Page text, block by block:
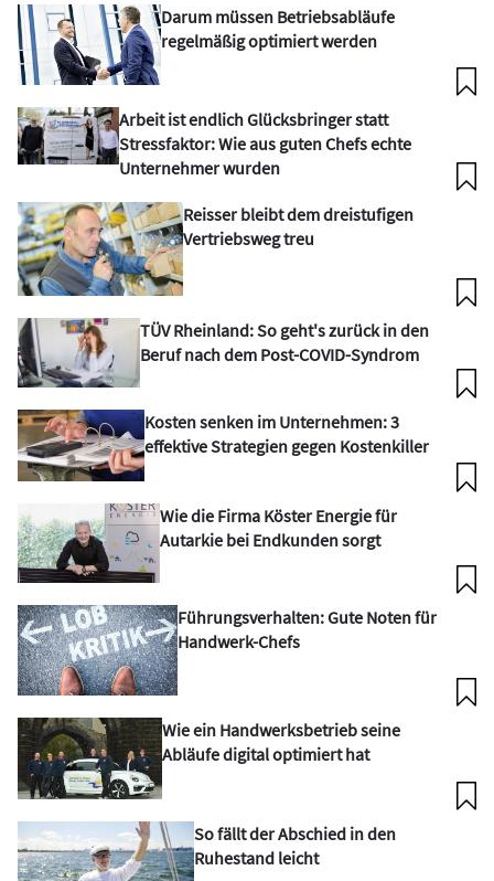
Darum müssen Betriebsabläufe
regelmäßig optimiert werden
Arbeit ist endlich Glücksbringer statt
Stressfaktor: Wie aus guten Chefs echte
Unternehmer wurden
Reisser bleibt dem dreistufigen
Vertriebsweg treu
TÜV Rheinland: So geht's zurück in den
Beruf nach dem Post-COVID-Syndrom
Kosten senken im Unternehmen: 3
effektive Strategien gegen Kostenkiller
Wie die Firma Köster Energie für
Autarkie bei Endkunden sorgt
Führungsverhalten: Gute Noten für
Handwerk-Chefs
Wie ein Handwerksbetrieb seine
Abläufe digital optimiert hat
So fällt der Abschied in den
Ruhestand leicht